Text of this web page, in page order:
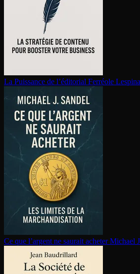
La Puissance de l’éditorial Ferréole
Ce que l’argent ne saurait acheter Michael